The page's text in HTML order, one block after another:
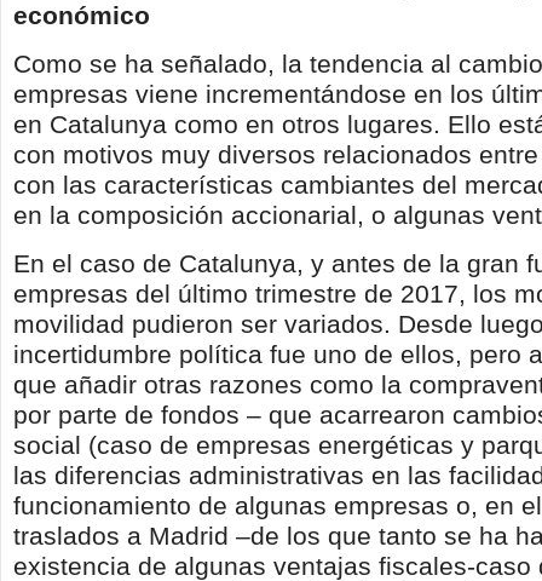
económico
Como se ha señalado, la tendencia al
empresas viene incrementándose en los
en Catalunya como en otros lugares. Ello
con motivos muy diversos relacionados
con las características cambiantes del
en la composición accionarial, o algunas
En el caso de Catalunya, y antes de la gran
empresas del último trimestre de 2017, los
movilidad pudieron ser variados. Desde
incertidumbre política fue uno de ellos, pero
que añadir otras razones como la
por parte de fondos – que acarrearon
social (caso de empresas energéticas y
las diferencias administrativas en las
funcionamiento de algunas empresas o, en
traslados a Madrid –de los que tanto se ha
existencia de algunas ventajas fiscales-caso